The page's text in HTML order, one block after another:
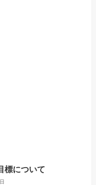
標について